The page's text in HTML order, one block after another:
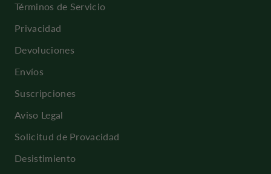
Términos de Servicio
Privacidad
Devoluciones
Envíos
Suscripciones
Aviso Legal
Solicitud de Provacidad
Desistimiento